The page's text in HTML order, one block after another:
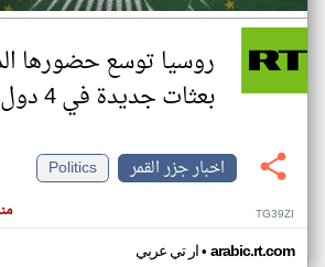
روسيا توسع حضورها
بعثات جديدة في 4 دول أفريقية
اخبار جزر القمر
Politics
TG39ZI
ار تي عربي• arabic.rt.com